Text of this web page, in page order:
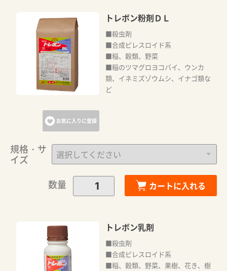
お気に入りに登録
トレボン粉剤ＤＬ
■殺虫剤
■合成ピレスロイド系
■稲、穀類、野菜
■稲のツマグロヨコバイ、ウンカ
類、イネミズゾウムシ、イナゴ類な
ど
規格・サ
イズ
数量
カートに入れる
トレボン乳剤
■殺虫剤
■合成ピレスロイド系
■稲、穀類、野菜、果樹、花き、樹